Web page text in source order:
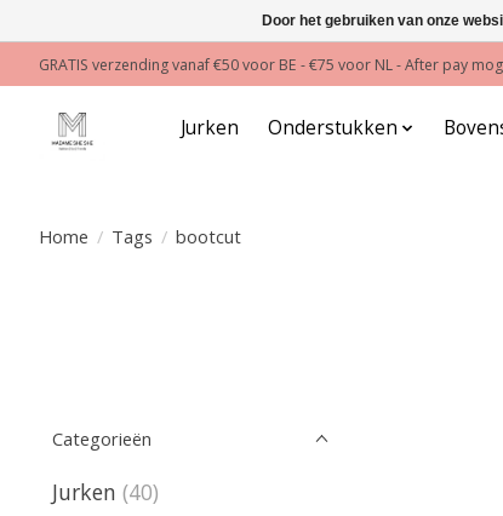
GRATIS verzending vanaf €50 voor BE - €75 voor NL - After pay
Jurken Onderstukken
Home / Tags / bootcut
Categorieën
Jurken (40)
Door het gebruiken van onze